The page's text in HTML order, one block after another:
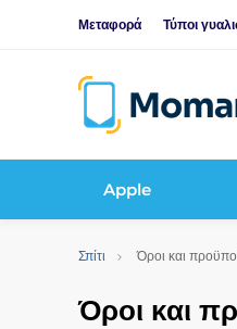
Μεταφορά Τύποι
Apple
Σπίτι Όροι και
Όροι και